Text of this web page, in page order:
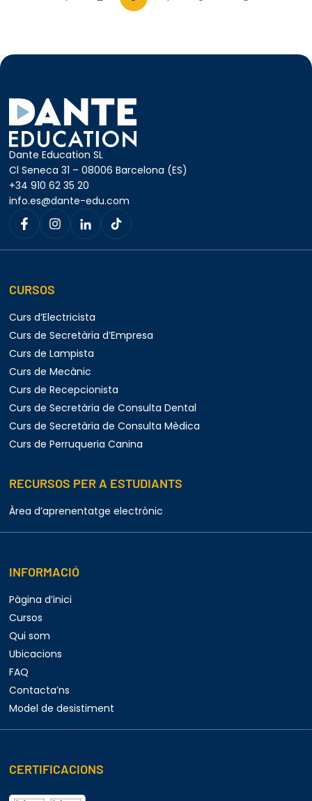
Dante Education SL
Cl Seneca 31 – 08006 Barcelona (ES)
+34 910 62 35 20
info.es@dante-edu.com
CURSOS
Curs d’Electricista
Curs de Secretària d’Empresa
Curs de Lampista
Curs de Mecànic
Curs de Recepcionista
Curs de Secretària de Consulta Dental
Curs de Secretària de Consulta Mèdica
Curs de Perruqueria Canina
RECURSOS PER A ESTUDIANTS
Àrea d’aprenentatge electrònic
INFORMACIÓ
Pàgina d’inici
Cursos
Qui som
Ubicacions
FAQ
Contacta’ns
Model de desistiment
CERTIFICACIONS